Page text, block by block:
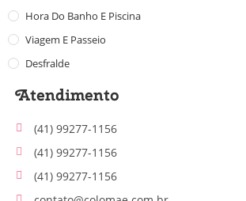
Hora Do Banho E Piscina
Viagem E Passeio
Desfralde
Atendimento
(41) 99277-1156
(41) 99277-1156
(41) 99277-1156